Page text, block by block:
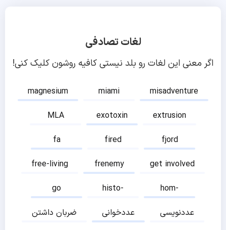
لغات تصادفی
اگر معنی این لغات رو بلد نیستی کافیه روشون کلیک کنی!
magnesium miami
misadventure
MLA
exotoxin
extrusion
fa
fired
fjord
free-living
frenemy
get involved
go
histo-
hom-
ضربان داشتن
عددخوانی
عددنویسی